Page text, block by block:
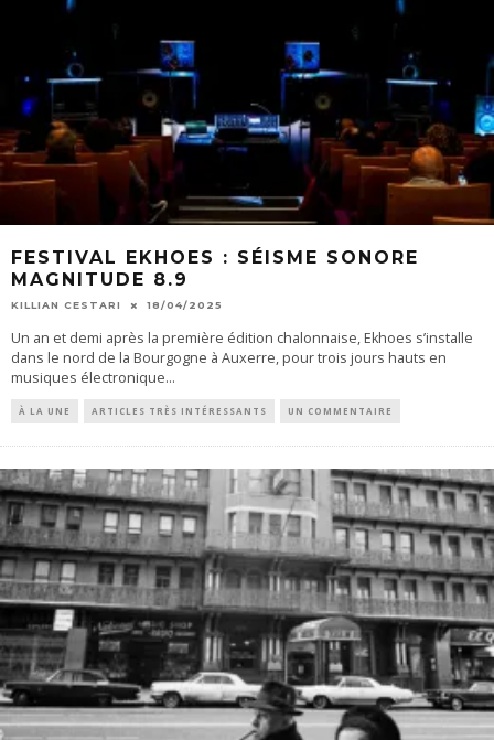
FESTIVAL EKHOES : SÉISME SONORE
MAGNITUDE 8.9
KILLIAN CESTARI 18/04/2025
Un an et demi après la première édition chalonnaise, Ekhoes s’installe
dans le nord de la Bourgogne à Auxerre, pour trois jours hauts en
musiques électronique...
À LA UNE ARTICLES TRÈS INTÉRESSANTS UN COMMENTAIRE